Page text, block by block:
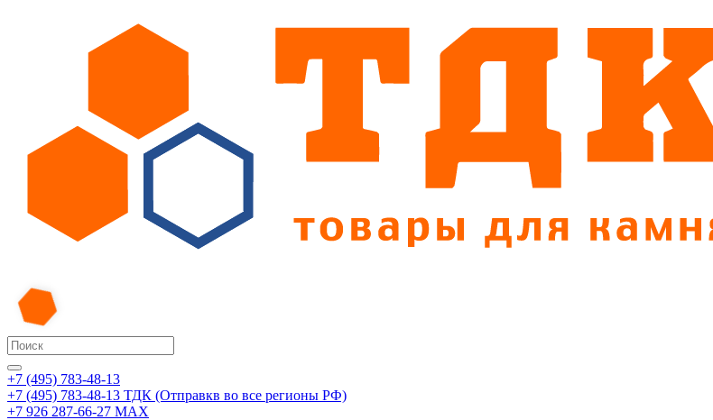
+7 (495) 783-48-13
+7 (495) 783-48-13 ТДК (Отправкв во все регионы РФ)
+7 926 287-66-27 МАХ